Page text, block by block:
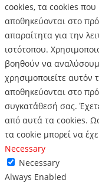
cookies, τα cookies που
αποθηκεύονται στο
απαραίτητα για την
ιστότοπου.
βοηθούν να
χρησιμοποιείτε αυτόν
αποθηκεύονται στο
συγκατάθεσή σας.
από αυτά τα cookies.
τα cookie μπορεί να
Necessary
Necessary
Always Enabled